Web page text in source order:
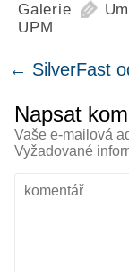
Galerie
UPM
← SilverFast
Napsat
Vaše e-mailová
Vyžadované